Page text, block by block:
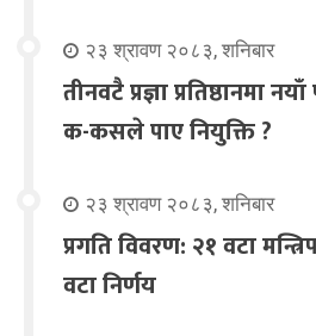
२३ श्रावण २०८३, शनिबार
तीनवटै प्रज्ञा प्रतिष्ठानमा
क-कसले पाए नियुक्ति ?
२३ श्रावण २०८३, शनिबार
प्रगति विवरण: २१ वटा
वटा निर्णय